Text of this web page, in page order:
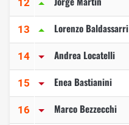
12
13 Lorenzo Baldassarri
14 Andrea Locatelli
15 Enea Bastianini
16 Marco Bezzecchi